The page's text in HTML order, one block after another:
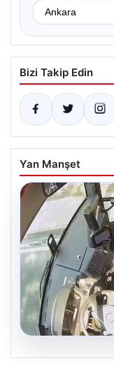
Bizi Takip Edin
Yan Manşet